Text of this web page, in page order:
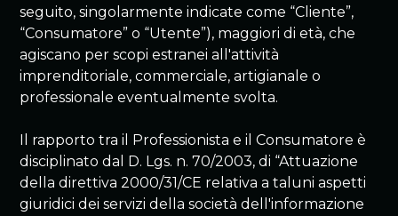
seguito, singolarmente indicate come “Cliente”,
“Consumatore” o “Utente”), maggiori di età, che
agiscano per scopi estranei all'attività
imprenditoriale, commerciale, artigianale o
professionale eventualmente svolta.
Il rapporto tra il Professionista e il Consumatore è
disciplinato dal D. Lgs. n. 70/2003, di “Attuazione
della direttiva 2000/31/CE relativa a taluni aspetti
giuridici dei servizi della società dell'informazione